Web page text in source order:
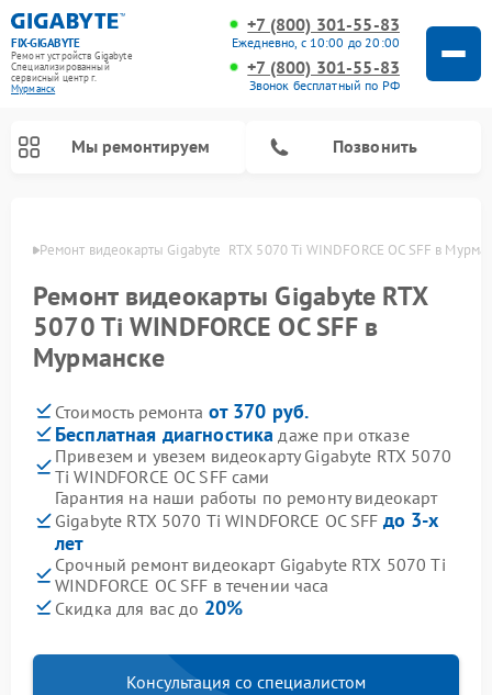
FIX-GIGABYTE
Ремонт устройств Gigabyte
Специализированный
cервисный центр г.
Мурманск
+7 (800) 301-55-83
Ежедневно, с 10:00 до 20:00
+7 (800) 301-55-83
Звонок бесплатный по РФ
Мы ремонтируем Позвонить
Ремонт видеокарты Gigabyte  RTX 5070 Ti WINDFORCE OC SFF в
Ремонт видеокарты Gigabyte RTX
5070 Ti WINDFORCE OC SFF в
Мурманске
Стоимость ремонта от 370 руб.
Бесплатная диагностика даже при отказе
Привезем и увезем видеокарту Gigabyte RTX 5070
Ti WINDFORCE OC SFF сами
Гарантия на наши работы по ремонту видеокарт
Gigabyte RTX 5070 Ti WINDFORCE OC SFF до 3-х
лет
Срочный ремонт видеокарт Gigabyte RTX 5070 Ti
WINDFORCE OC SFF в течении часа
Скидка для вас до 20%
Консультация со специалистом